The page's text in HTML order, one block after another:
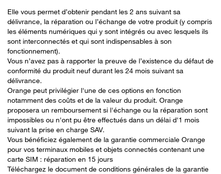
Elle vous permet d’obtenir pendant les 2 ans suivant sa
délivrance, la réparation ou l’échange de votre produit (y compris
les éléments numériques qui y sont intégrés ou avec lesquels ils
sont interconnectés et qui sont indispensables à son
fonctionnement).
Vous n’avez pas à rapporter la preuve de l’existence du défaut de
conformité du produit neuf durant les 24 mois suivant sa
délivrance.
Orange peut privilégier l'une de ces options en fonction
notamment des coûts et de la valeur du produit. Orange
proposera un remboursement si l'échange ou la réparation sont
impossibles ou n'ont pu être effectués dans un délai d'1 mois
suivant la prise en charge SAV.
Vous bénéficiez également de la garantie commerciale Orange
pour vos terminaux mobiles et objets connectés contenant une
carte SIM : réparation en 15 jours
Téléchargez le document de conditions générales de la garantie